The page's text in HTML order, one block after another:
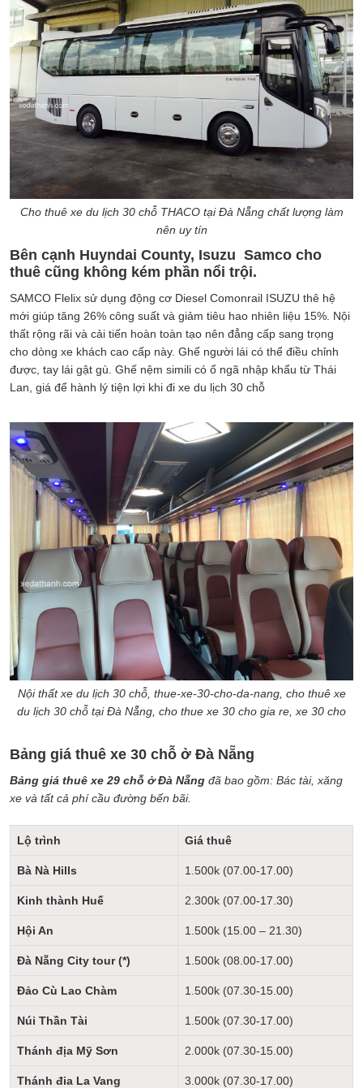
Cho thuê xe du lịch 30 chỗ THACO tại Đà Nẵng chất lượng làm
nên uy tín
Bên cạnh Huyndai County, Isuzu Samco cho
thuê cũng không kém phần nổi trội.
SAMCO Flelix sử dụng động cơ Diesel Comonrail ISUZU thê hệ
mới giúp tăng 26% công suất và giảm tiêu hao nhiên liệu 15%. Nội
thất rộng rãi và cải tiến hoàn toàn tạo nên đẳng cấp sang trọng
cho dòng xe khách cao cấp này. Ghế người lái có thể điều chỉnh
được, tay lái gật gù. Ghế nệm simili có ổ ngã nhập khẩu từ Thái
Lan, giá để hành lý tiện lợi khi đi xe du lịch 30 chỗ
Nội thất xe du lịch 30 chỗ, thue-xe-30-cho-da-nang, cho thuê xe
du lịch 30 chỗ tại Đà Nẵng, cho thue xe 30 cho gia re, xe 30 cho
Bảng giá thuê xe 30 chỗ ở Đà Nẵng
Bảng giá thuê xe 29 chỗ ở Đà Nẵng đã bao gồm: Bác tài, xăng
xe và tất cả phí cầu đường bến bãi.
Lộ trình Giá thuê
Bà Nà Hills 1.500k (07.00-17.00)
Kinh thành Huế 2.300k (07.00-17.30)
Hội An 1.500k (15.00 – 21.30)
Đà Nẵng City tour (*) 1.500k (08.00-17.00)
Đảo Cù Lao Chàm 1.500k (07.30-15.00)
Núi Thần Tài 1.500k (07.30-17.00)
Thánh địa Mỹ Sơn 2.000k (07.30-15.00)
Thánh đia La Vang 3.000k (07.30-17.00)